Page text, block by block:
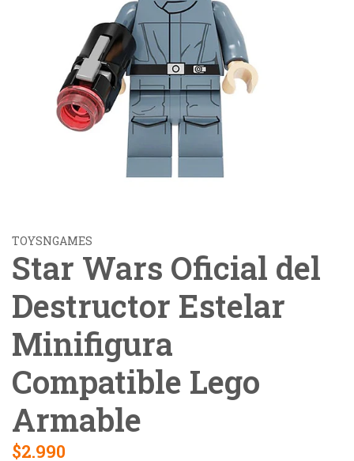
TOYSNGAMES
Star Wars Oficial del
Destructor Estelar
Minifigura
Compatible Lego
Armable
$2.990